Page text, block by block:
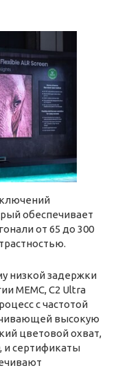
обеспечивает
от 65 до 300
низкой задержки
MEMC, C2 Ultra
с частотой
высокую
цветовой охват,
и сертификаты